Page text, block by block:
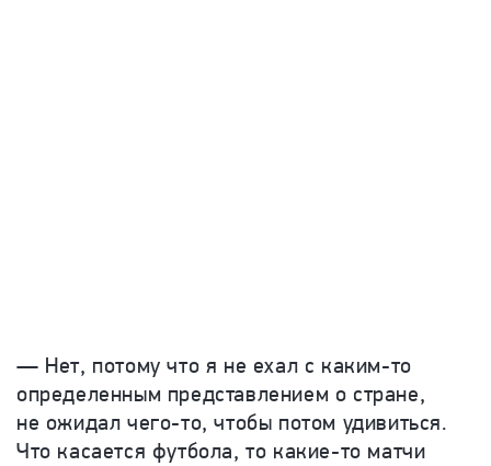
— Нет, потому что я не ехал с каким-то
определенным представлением о стране,
не ожидал чего-то, чтобы потом удивиться.
Что касается футбола, то какие-то матчи